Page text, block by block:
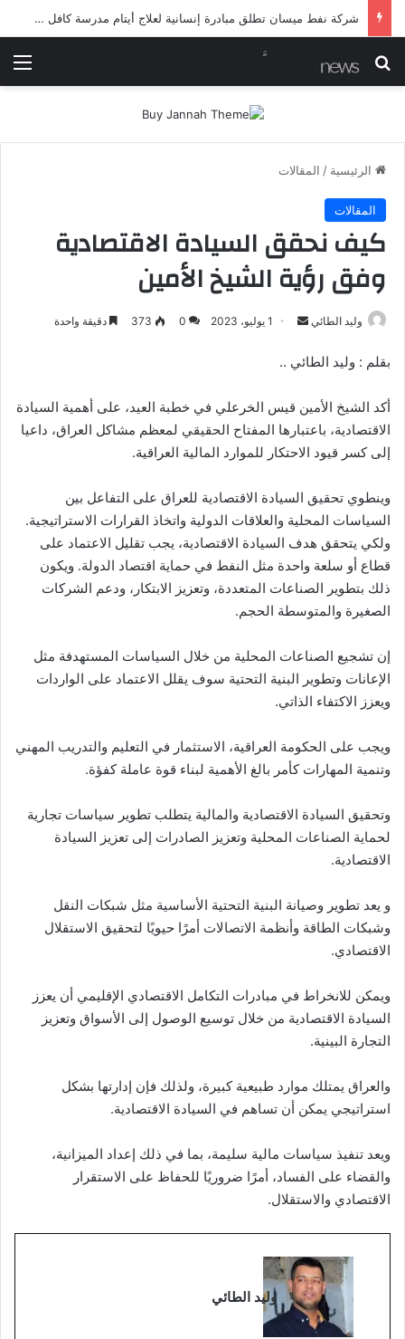
شركة نفط ميسان تطلق مبادرة إنسانية لعلاج أيتام مدرسة كافل اليتيم
بحث عن
الرئيسية / المقالات
المقالات
كيف نحقق السيادة الاقتصادية
وفق رؤية الشيخ الأمين
وليد الطائي
أرسل
إلكترونيا
1 يوليو، 2023 0
373 دقيقة واحدة
بقلم : وليد الطائي ..
أكد الشيخ الأمين قيس الخرعلي في خطبة العيد، على أهمية السيادة
الاقتصادية، باعتبارها المفتاح الحقيقي لمعظم مشاكل العراق، داعيا
إلى كسر قيود الاحتكار للموارد المالية العراقية.
وينطوي تحقيق السيادة الاقتصادية للعراق على التفاعل بين
السياسات المحلية والعلاقات الدولية واتخاذ القرارات الاستراتيجية.
ولكي يتحقق هدف السيادة الاقتصادية، يجب تقليل الاعتماد على
قطاع أو سلعة واحدة مثل النفط في حماية اقتصاد الدولة. ويكون
ذلك بتطوير الصناعات المتعددة، وتعزيز الابتكار، ودعم الشركات
الصغيرة والمتوسطة الحجم.
إن تشجيع الصناعات المحلية من خلال السياسات المستهدفة مثل
الإعانات وتطوير البنية التحتية سوف يقلل الاعتماد على الواردات
ويعزز الاكتفاء الذاتي.
ويجب على الحكومة العراقية، الاستثمار في التعليم والتدريب المهني
وتنمية المهارات كأمر بالغ الأهمية لبناء قوة عاملة كفؤة.
وتحقيق السيادة الاقتصادية والمالية يتطلب تطوير سياسات تجارية
لحماية الصناعات المحلية وتعزيز الصادرات إلى تعزيز السيادة
الاقتصادية.
و يعد تطوير وصيانة البنية التحتية الأساسية مثل شبكات النقل
وشبكات الطاقة وأنظمة الاتصالات أمرًا حيويًا لتحقيق الاستقلال
الاقتصادي.
ويمكن للانخراط في مبادرات التكامل الاقتصادي الإقليمي أن يعزز
السيادة الاقتصادية من خلال توسيع الوصول إلى الأسواق وتعزيز
التجارة البينية.
والعراق يمتلك موارد طبيعية كبيرة، ولذلك فإن إدارتها بشكل
استراتيجي يمكن أن تساهم في السيادة الاقتصادية.
ويعد تنفيذ سياسات مالية سليمة، بما في ذلك إعداد الميزانية،
والقضاء على الفساد، أمرًا ضروريًا للحفاظ على الاستقرار
الاقتصادي والاستقلال.
وليد الطائي